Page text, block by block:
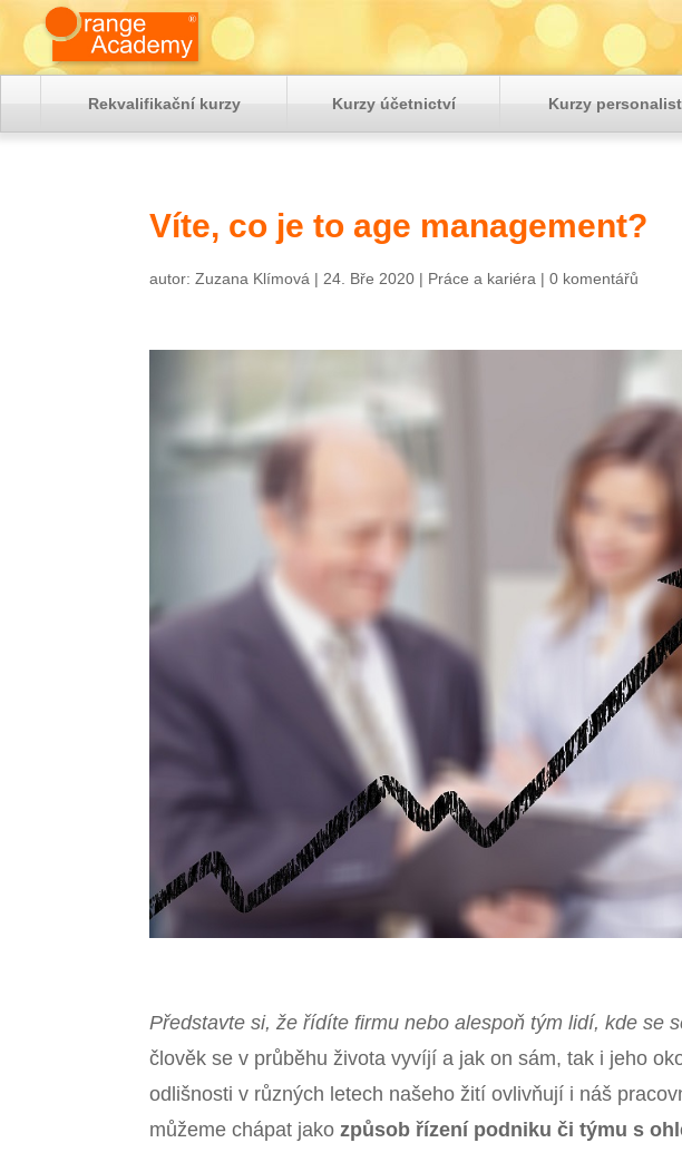
Rekvalifikační kurzy Kurzy účetnictví Kurzy
Víte, co je to age management?
autor:Zuzana Klímová | 24. Bře 2020 | Práce a kariéra |0 komentářů
Představte si, že řídíte firmu nebo alespoň tým lidí, kde se
člověk se v průběhu života vyvíjí a jak on sám, tak i jeho
odlišnosti v různých letech našeho žití ovlivňují i náš
můžeme chápat jakozpůsob řízení podniku či týmu s